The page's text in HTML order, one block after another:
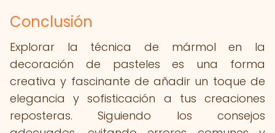
Conclusión
Explorar la técnica de mármol en la
decoración de pasteles es una forma
creativa y fascinante de añadir un toque de
elegancia y sofisticación a tus creaciones
reposteras. Siguiendo los consejos